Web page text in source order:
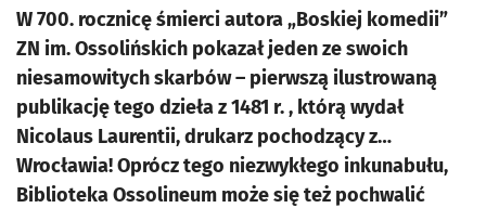
W 700. rocznicę śmierci autora „Boskiej komedii”
ZN im. Ossolińskich pokazał jeden ze swoich
niesamowitych skarbów – pierwszą ilustrowaną
publikację tego dzieła z 1481 r. , którą wydał
Nicolaus Laurentii, drukarz pochodzący z…
Wrocławia! Oprócz tego niezwykłego inkunabułu,
Biblioteka Ossolineum może się też pochwalić